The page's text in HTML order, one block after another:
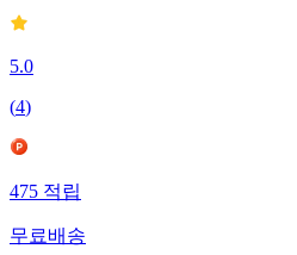
5.0
(4)
475적립
무료배송